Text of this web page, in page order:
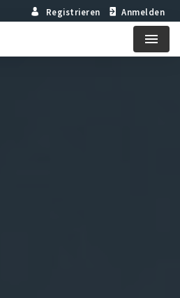
Registrieren Anmelden
Menu